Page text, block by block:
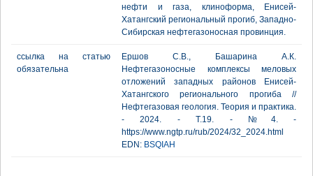
нефти и газа, клиноформа, Енисей-
Хатангский региональный прогиб, Западно-
Сибирская нефтегазоносная провинция.
ссылка на статью
обязательна
Ершов С.В., Башарина А.К.
Нефтегазоносные комплексы меловых
отложений западных районов Енисей-
Хатангского регионального прогиба //
Нефтегазовая геология. Теория и практика.
- 2024. - Т.19. - №4. -
https://www.ngtp.ru/rub/2024/32_2024.html
EDN: BSQIAH